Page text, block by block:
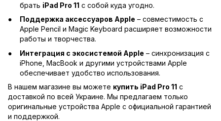
брать iPad Pro 11 с собой куда угодно.
Поддержка аксессуаров Apple – совместимость с
Apple Pencil и Magic Keyboard расширяет возможности
работы и творчества.
Интеграция с экосистемой Apple – синхронизация с
iPhone, MacBook и другими устройствами Apple
обеспечивает удобство использования.
В нашем магазине вы можете купить iPad Pro 11 с
доставкой по всей Украине. Мы предлагаем только
оригинальные устройства Apple с официальной гарантией
и поддержкой.